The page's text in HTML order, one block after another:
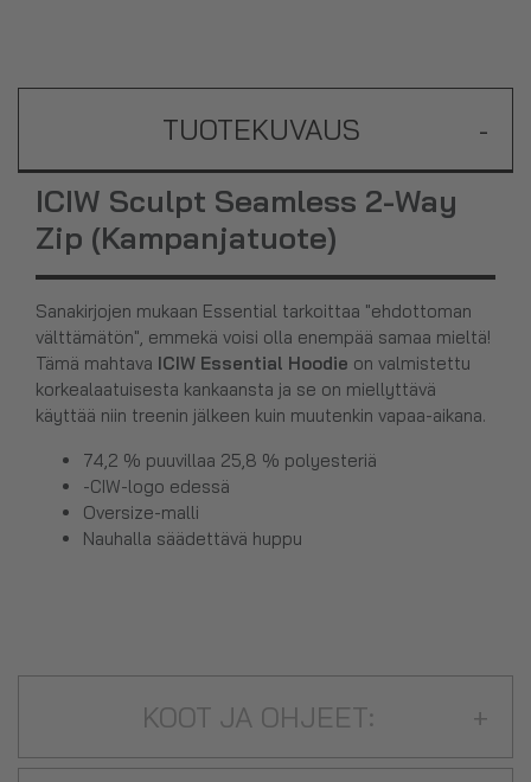
TUOTEKUVAUS -
ICIW Sculpt Seamless 2-Way
Zip (Kampanjatuote)
Sanakirjojen mukaan Essential tarkoittaa "ehdottoman
välttämätön", emmekä voisi olla enempää samaa mieltä!
Tämä mahtava ICIW Essential Hoodie on valmistettu
korkealaatuisesta kankaansta ja se on miellyttävä
käyttää niin treenin jälkeen kuin muutenkin vapaa-aikana.
74,2 % puuvillaa 25,8 % polyesteriä
-CIW-logo edessä
Oversize-malli
Nauhalla säädettävä huppu
KOOT JA OHJEET: +